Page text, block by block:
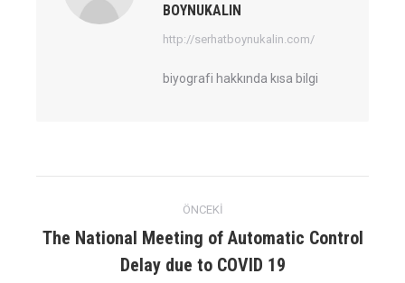
BOYNUKALIN
http://serhatboynukalin.com/
biyografi hakkında kısa bilgi
navigasyon
ÖNCEKI
Önceki
yazı:
The National Meeting of Automatic Control
Delay due to COVID 19